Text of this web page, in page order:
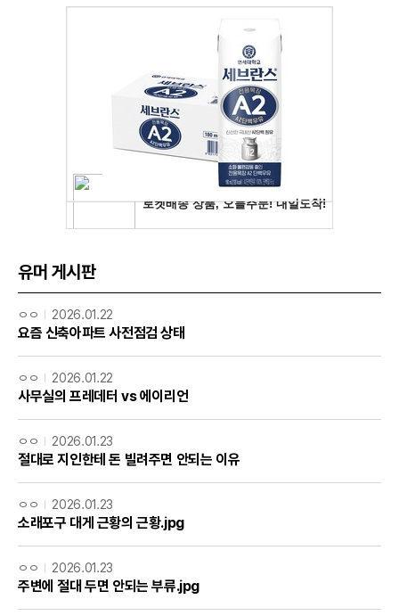
유머 게시판
ㅇㅇ 2026.01.22
요즘 신축아파트 사전점검 상태
ㅇㅇ 2026.01.22
사무실의 프레데터 vs 에이리언
ㅇㅇ 2026.01.23
절대로 지인한테 돈 빌려주면 안되는 이유
ㅇㅇ 2026.01.23
소래포구 대게 근황의 근황.jpg
ㅇㅇ 2026.01.23
주변에 절대 두면 안되는 부류.jpg